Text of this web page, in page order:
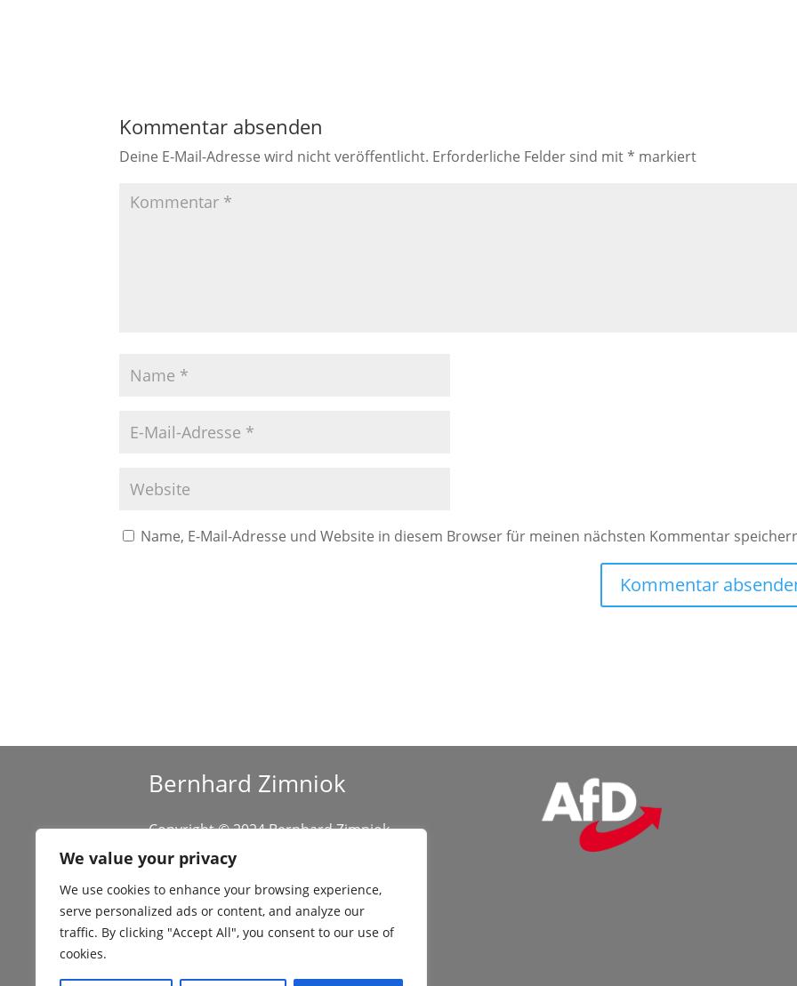
We value your privacy
We use cookies to enhance your browsing experience,
serve personalized ads or content, and analyze our
traffic. By clicking "Accept All", you consent to our use of
cookies.
Kommentar absenden
Deine E-Mail-Adresse wird nicht veröffentlicht. Erforderliche Felder sind mit* markiert
Name, E-Mail-Adresse und Website in diesem Browser für meinen nächsten Kommentar
v
e
:
Bernhard Zimniok
Copyright © 2024 Bernhard Zimniok
All rights reserved.